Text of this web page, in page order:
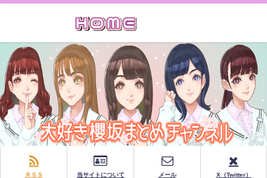
ＲＳＳ 当サイトについて メール X（Twitter）